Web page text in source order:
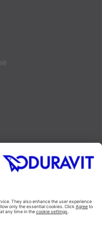
Instagram